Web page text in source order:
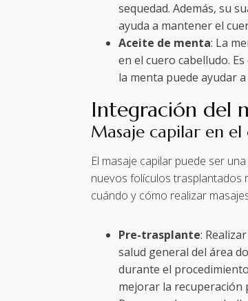
sequedad. Además, su
ayuda a mantener el
Aceite de menta: La
en el cuero cabelludo.
la menta puede ayudar
Integración del
Masaje capilar en
El masaje capilar puede ser
nuevos folículos trasplantados
cuándo y cómo realizar
Pre-trasplante:
salud general del área
durante el
mejorar la recuperación